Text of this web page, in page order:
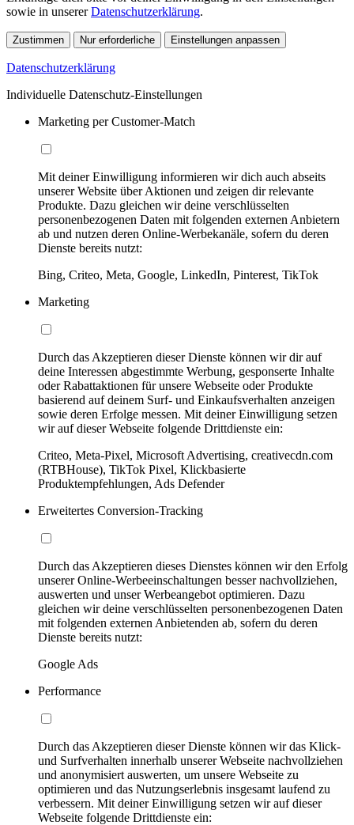
sowie in unsererDatenschutzerklärung.
Zustimmen Nur erforderliche Einstellungen anpassen
Datenschutzerklärung
Individuelle Datenschutz-Einstellungen
Marketing per Customer-Match
Mit deiner Einwilligung informieren wir dich auch abseits
unserer Website über Aktionen und zeigen dir relevante
Produkte. Dazu gleichen wir deine verschlüsselten
personenbezogenen Daten mit folgenden externen Anbietern
ab und nutzen deren Online-Werbekanäle, sofern du deren
Dienste bereits nutzt:
Bing, Criteo, Meta, Google, LinkedIn, Pinterest, TikTok
Marketing
Durch das Akzeptieren dieser Dienste können wir dir auf
deine Interessen abgestimmte Werbung, gesponserte Inhalte
oder Rabattaktionen für unsere Webseite oder Produkte
basierend auf deinem Surf- und Einkaufsverhalten anzeigen
sowie deren Erfolge messen. Mit deiner Einwilligung setzen
wir auf dieser Webseite folgende Drittdienste ein:
Criteo, Meta-Pixel, Microsoft Advertising, creativecdn.com
(RTBHouse), TikTok Pixel, Klickbasierte
Produktempfehlungen, Ads Defender
Erweitertes Conversion-Tracking
Durch das Akzeptieren dieses Dienstes können wir den Erfolg
unserer Online-Werbeeinschaltungen besser nachvollziehen,
auswerten und unser Werbeangebot optimieren. Dazu
gleichen wir deine verschlüsselten personenbezogenen Daten
mit folgenden externen Anbietenden ab, sofern du deren
Dienste bereits nutzt:
Google Ads
Performance
Durch das Akzeptieren dieser Dienste können wir das Klick-
und Surfverhalten innerhalb unserer Webseite nachvollziehen
und anonymisiert auswerten, um unsere Webseite zu
optimieren und das Nutzungserlebnis insgesamt laufend zu
verbessern. Mit deiner Einwilligung setzen wir auf dieser
Webseite folgende Drittdienste ein: